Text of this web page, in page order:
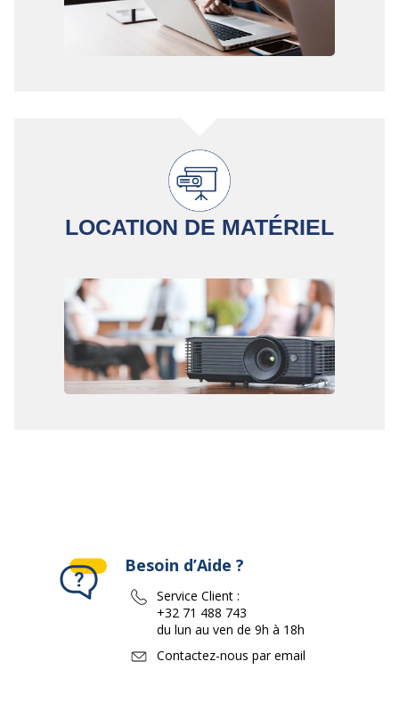
LOCATION DE MATÉRIEL
Besoin d’Aide ?
Service Client :
+32 71 488 743
du lun au ven de 9h à 18h
Contactez-nous par email